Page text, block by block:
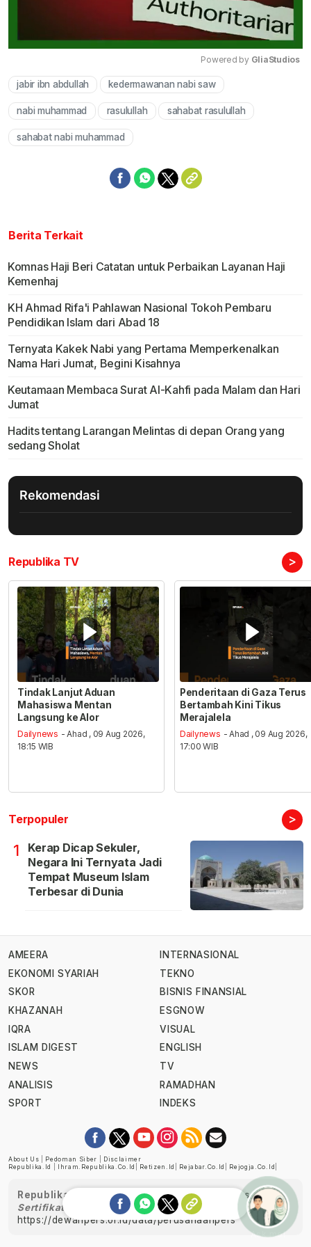
Powered by GliaStudios
jabir ibn abdullah kedermawanan nabi saw
nabi muhammad rasulullah sahabat rasulullah
sahabat nabi muhammad
Berita Terkait
Komnas Haji Beri Catatan untuk Perbaikan Layanan Haji
Kemenhaj
KH Ahmad Rifa'i Pahlawan Nasional Tokoh Pembaru
Pendidikan Islam dari Abad 18
Ternyata Kakek Nabi yang Pertama Memperkenalkan
Nama Hari Jumat, Begini Kisahnya
Keutamaan Membaca Surat Al-Kahfi pada Malam dan Hari
Jumat
Hadits tentang Larangan Melintas di depan Orang yang
sedang Sholat
Rekomendasi
Republika TV >
Tindak Lanjut Aduan
Mahasiswa Mentan
Langsung ke Alor
Dailynews - Ahad , 09 Aug 2026,
18:15 WIB
Penderitaan di Gaza Terus
Bertambah Kini Tikus
Merajalela
Dailynews - Ahad , 09 Aug 2026,
17:00 WIB
Terpopuler >
1
Kerap Dicap Sekuler,
Negara Ini Ternyata Jadi
Tempat Museum Islam
Terbesar di Dunia
AMEERA
EKONOMI SYARIAH
SKOR
KHAZANAH
IQRA
ISLAM DIGEST
NEWS
ANALISIS
SPORT
INTERNASIONAL
TEKNO
BISNIS FINANSIAL
ESGNOW
VISUAL
ENGLISH
TV
RAMADHAN
INDEKS
About Us Pedoman Siber
Disclaimer
Republika.id
Ihram.republika.co.id Retizen.id Rejabar.co.id Rejogja.co.id
Republika telah diverifikasi oleh Dewan Pers
Sertifikat Nomor 1058/DP-Verifikasi/K/XII/2022
https://dewanpers.or.id/data/perusahaanpers
Ask me!